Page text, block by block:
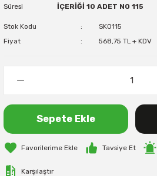
Süresi
İÇERİĞİ 10 ADET NO 115
Stok Kodu
SK0115
Fiyat
568,75 TL + KDV
Sepete Ekle
Tavsiye Et
Karşılaştır